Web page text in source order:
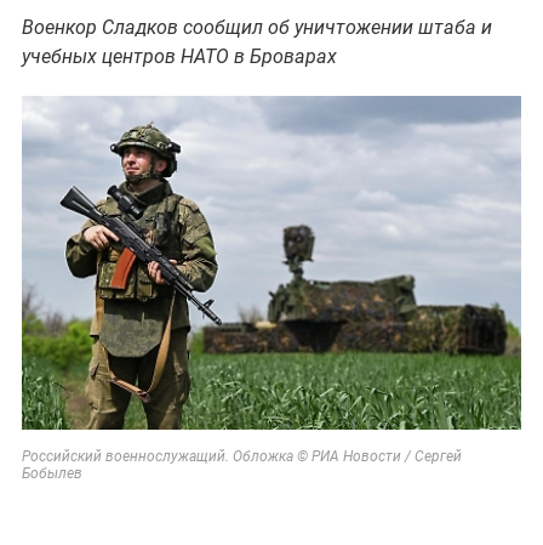
Военкор Сладков сообщил об уничтожении штаба и
учебных центров НАТО в Броварах
Российский военнослужащий. Обложка © РИА Новости / Сергей
Бобылев